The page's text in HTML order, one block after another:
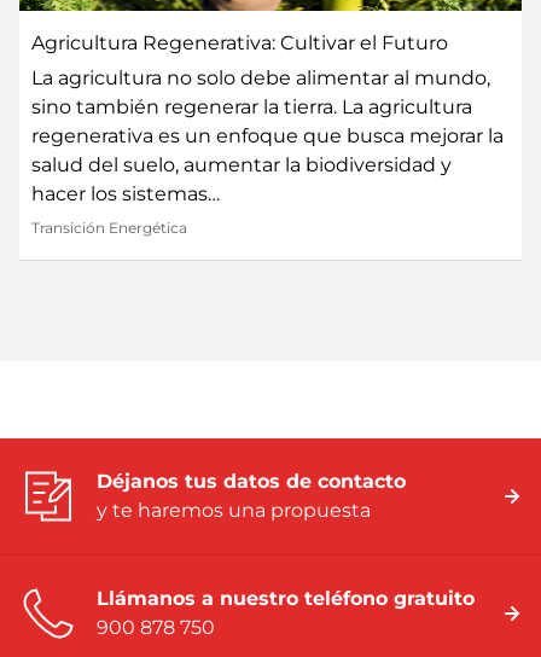
Agricultura Regenerativa: Cultivar el Futuro
La agricultura no solo debe alimentar al mundo,
sino también regenerar la tierra. La agricultura
regenerativa es un enfoque que busca mejorar la
salud del suelo, aumentar la biodiversidad y
hacer los sistemas…
Transición Energética
Déjanos tus datos de contacto
y te haremos una propuesta
Llámanos a nuestro teléfono gratuito
900 878 750